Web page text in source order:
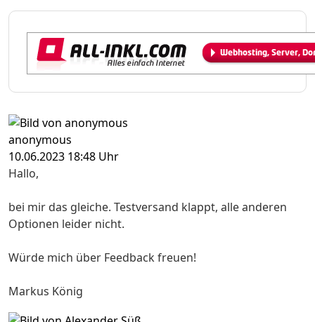
anonymous
10.06.2023 18:48 Uhr
Hallo,
bei mir das gleiche. Testversand klappt, alle anderen
Optionen leider nicht.
Würde mich über Feedback freuen!
Markus König